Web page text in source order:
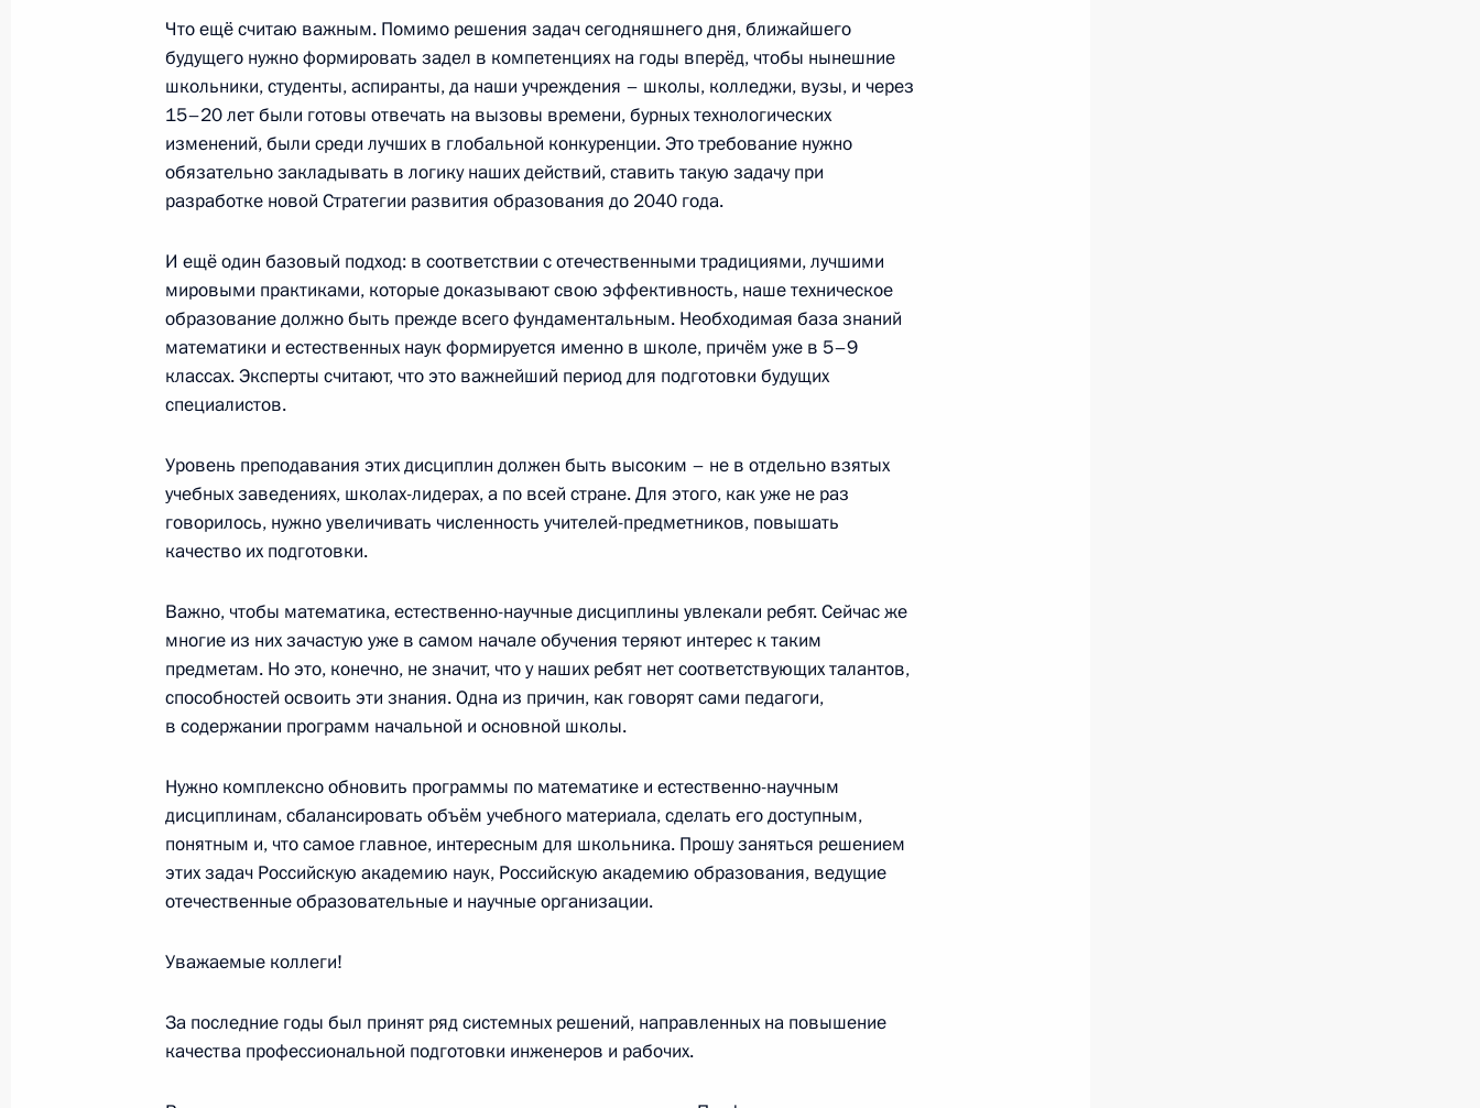
Совещание с постоянными членами Совета Безопасности
14 февраля 2025 года, 15:30 Московская область, Ново-Огарёво
Встреча с губернатором Севастополя Михаилом Развожаевым
14 февраля 2025 года, 14:15 Московская область, Ново-Огарёво
13 февраля 2025 года, четверг
Встреча с губернатором Брянской области Александром
Богомазом
11 февраля 2025 года, вторник
Шапшой
11 февраля 2025 года, 13:45 Москва, Кремль
10 февраля 2025 года, понедельник
Встреча с главой Донецкой Народной Республики Денисом
Пушилиным
10 февраля 2025 года, 13:30 Москва, Кремль
7 февраля 2025 года, пятница
7 февраля 2025 года, 15:35 Москва, Кремль
Что ещё считаю важным. Помимо решения задач сегодняшнего дня, ближайшего
будущего нужно формировать задел в компетенциях на годы вперёд, чтобы нынешние
школьники, студенты, аспиранты, да наши учреждения – школы, колледжи, вузы, и через
15–20 лет были готовы отвечать на вызовы времени, бурных технологических
изменений, были среди лучших в глобальной конкуренции. Это требование нужно
обязательно закладывать в логику наших действий, ставить такую задачу при
разработке новой Стратегии развития образования до 2040 года.
И ещё один базовый подход: в соответствии с отечественными традициями, лучшими
мировыми практиками, которые доказывают свою эффективность, наше техническое
образование должно быть прежде всего фундаментальным. Необходимая база знаний
математики и естественных наук формируется именно в школе, причём уже в 5–9
классах. Эксперты считают, что это важнейший период для подготовки будущих
специалистов.
Уровень преподавания этих дисциплин должен быть высоким – не в отдельно взятых
учебных заведениях, школах-лидерах, а по всей стране. Для этого, как уже не раз
говорилось, нужно увеличивать численность учителей-предметников, повышать
качество их подготовки.
Важно, чтобы математика, естественно-научные дисциплины увлекали ребят. Сейчас же
многие из них зачастую уже в самом начале обучения теряют интерес к таким
предметам. Но это, конечно, не значит, что у наших ребят нет соответствующих талантов,
способностей освоить эти знания. Одна из причин, как говорят сами педагоги,
в содержании программ начальной и основной школы.
Нужно комплексно обновить программы по математике и естественно-научным
дисциплинам, сбалансировать объём учебного материала, сделать его доступным,
понятным и, что самое главное, интересным для школьника. Прошу заняться решением
этих задач Российскую академию наук, Российскую академию образования, ведущие
отечественные образовательные и научные организации.
Уважаемые коллеги!
За последние годы был принят ряд системных решений, направленных на повышение
качества профессиональной подготовки инженеров и рабочих.